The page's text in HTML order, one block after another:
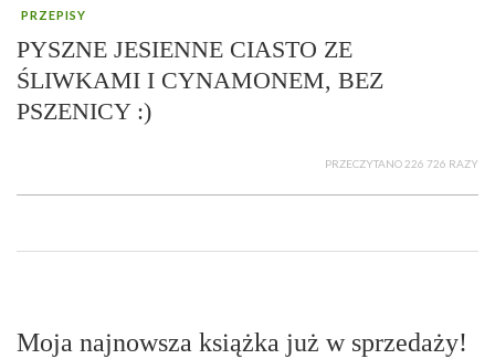
PRZEPISY
PYSZNE JESIENNE CIASTO ZE
ŚLIWKAMI I CYNAMONEM, BEZ
PSZENICY :)
PRZECZYTANO 226 726 RAZY
Moja najnowsza książka już w sprzedaży!